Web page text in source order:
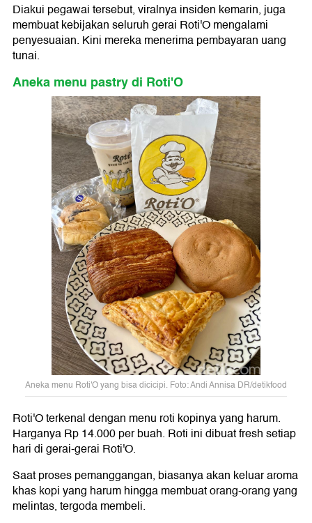
Diakui pegawai tersebut, viralnya insiden kemarin, juga
membuat kebijakan seluruh gerai Roti'O mengalami
penyesuaian. Kini mereka menerima pembayaran uang
tunai.
Aneka menu pastry di Roti'O
Aneka menu Roti'O yang bisa dicicipi. Foto: Andi Annisa DR/detikfood
Roti'O terkenal dengan menu roti kopinya yang harum.
Harganya Rp 14.000 per buah. Roti ini dibuat fresh setiap
hari di gerai-gerai Roti'O.
Saat proses pemanggangan, biasanya akan keluar aroma
khas kopi yang harum hingga membuat orang-orang yang
melintas, tergoda membeli.